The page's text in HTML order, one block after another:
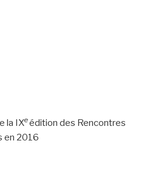
la IXeédition des Rencontres
en 2016